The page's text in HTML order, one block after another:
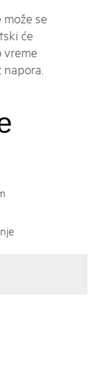
se
će
vreme